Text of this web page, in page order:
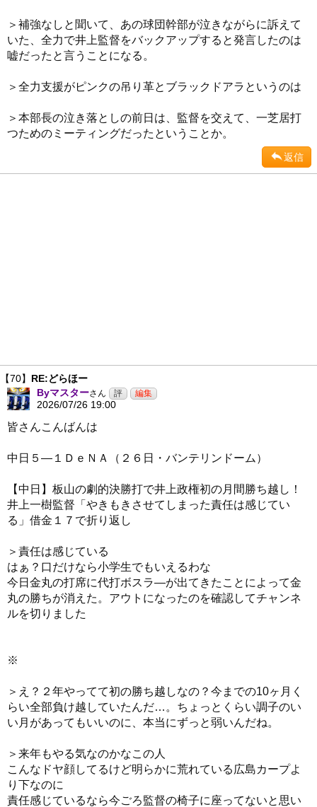
＞補強なしと聞いて、あの球団幹部が泣きながらに訴えて
いた、全力で井上監督をバックアップすると発言したのは
嘘だったと言うことになる。
＞全力支援がピンクの吊り革とブラックドアラというのは
＞本部長の泣き落としの前日は、監督を交えて、一芝居打
つためのミーティングだったということか。
返信
【70】 RE:どらほー
Byマスターさん
2026/07/26 19:00
皆さんこんばんは
中日５―１ＤｅＮＡ（２６日・バンテリンドーム）
【中日】板山の劇的決勝打で井上政権初の月間勝ち越し！
井上一樹監督「やきもきさせてしまった責任は感じてい
る」借金１７で折り返し
＞責任は感じている
はぁ？口だけなら小学生でもいえるわな
今日金丸の打席に代打ボスラ―が出てきたことによって金
丸の勝ちが消えた。アウトになったのを確認してチャンネ
ルを切りました
※
＞え？２年やってて初の勝ち越しなの？今までの10ヶ月く
らい全部負け越していたんだ…。ちょっとくらい調子のい
い月があってもいいのに、本当にずっと弱いんだね。
＞来年もやる気なのかなこの人
こんなドヤ顔してるけど明らかに荒れている広島カープよ
り下なのに
責任感じているなら今ごろ監督の椅子に座ってないと思い